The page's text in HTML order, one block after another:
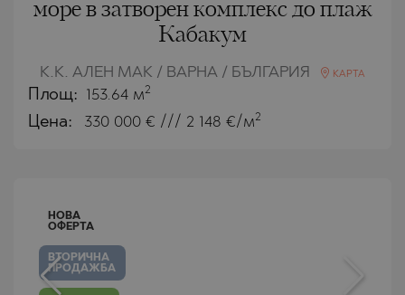
море в затворен комплекс до плаж
Кабакум
К.К. АЛЕН МАК / ВАРНА / БЪЛГАРИЯ КАРТА
Площ: 153.64 м2
Цена: 330 000 € /// 2 148 €/м2
НОВА
ОФЕРТА
ВТОРИЧНА
ПРОДАЖБА